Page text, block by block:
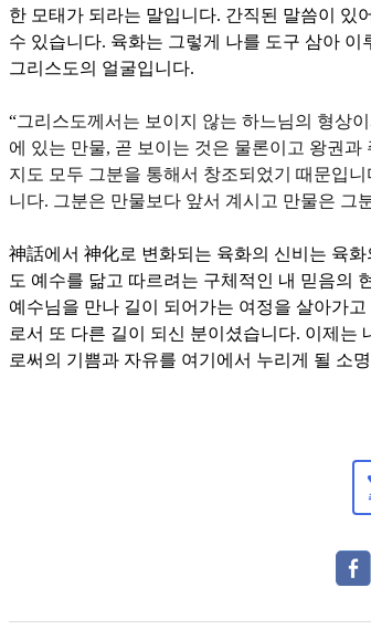
한 모태가 되라는 말입니다. 간직된 말씀이 있
수 있습니다. 육화는 그렇게 나를 도구 삼아
그리스도의 얼굴입니다.
“그리스도께서는 보이지 않는 하느님의 형상
에 있는 만물, 곧 보이는 것은 물론이고 왕권
지도 모두 그분을 통해서 창조되었기 때문입니
니다. 그분은 만물보다 앞서 계시고 만물은 그
神話에서 神化로 변화되는 육화의 신비는 육
도 예수를 닮고 따르려는 구체적인 내 믿음의
예수님을 만나 길이 되어가는 여정을 살아가
로서 또 다른 길이 되신 분이셨습니다. 이제는
로써의 기쁨과 자유를 여기에서 누리게 될 소